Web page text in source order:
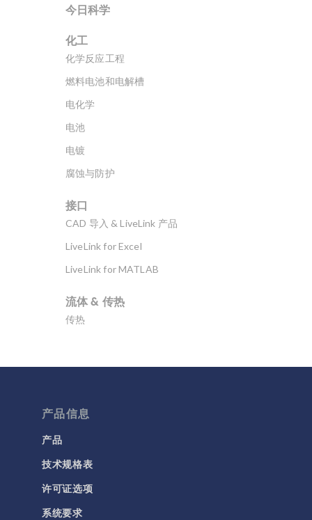
今日科学
化工
化学反应工程
燃料电池和电解槽
电化学
电池
电镀
腐蚀与防护
接口
CAD 导入 & LiveLink 产品
LiveLink for Excel
LiveLink for MATLAB
流体 & 传热
传热
多孔介质流动
流体流动颗粒跟踪
电磁学
RF 与微波工程
低频电磁学
产品信息
产品
技术规格表
许可证选项
系统要求